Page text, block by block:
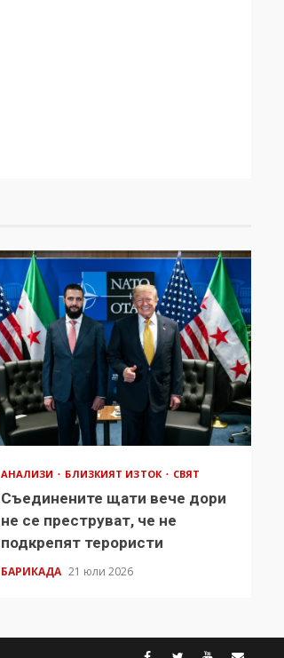
АНАЛИЗИ БЛИЗКИЯТ ИЗТОК СВЯТ
Съединените щати вече дори
не се преструват, че не
подкрепят терористи
БАРИКАДА 21 юли 2026